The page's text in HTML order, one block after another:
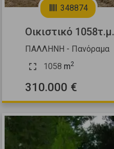
348874
Οικιστικό
ΠΑΛΛΗΝΗ - Πανόραμα
1058 m2
310.000 €